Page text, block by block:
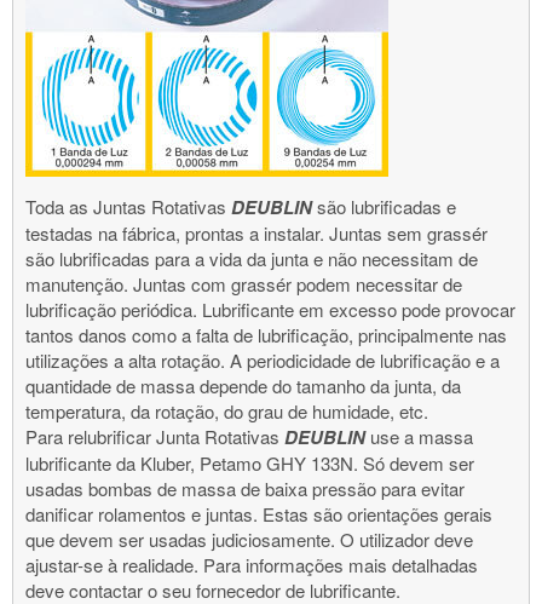
Toda as Juntas Rotativas DEUBLINsão lubrificadas e
testadas na fábrica, prontas a instalar. Juntas sem grassér
são lubrificadas para a vida da junta e não necessitam de
manutenção. Juntas com grassér podem necessitar de
lubrificação periódica. Lubrificante em excesso pode provocar
tantos danos como a falta de lubrificação, principalmente nas
utilizações a alta rotação. A periodicidade de lubrificação e a
quantidade de massa depende do tamanho da junta, da
temperatura, da rotação, do grau de humidade, etc.
Para relubrificar Junta Rotativas DEUBLINuse a massa
lubrificante da Kluber, Petamo GHY 133N. Só devem ser
usadas bombas de massa de baixa pressão para evitar
danificar rolamentos e juntas. Estas são orientações gerais
que devem ser usadas judiciosamente. O utilizador deve
ajustar-se à realidade. Para informações mais detalhadas
deve contactar o seu fornecedor de lubrificante.